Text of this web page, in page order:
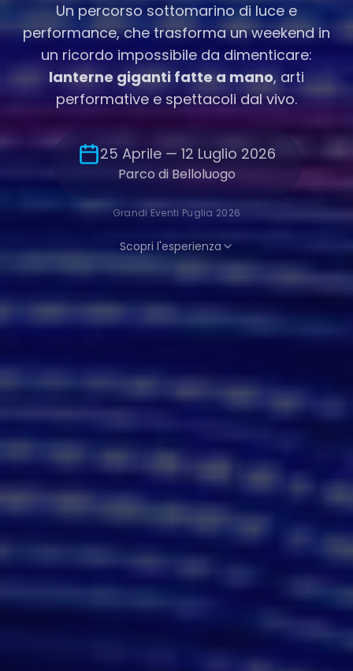
Un percorso sottomarino di luce e
performance, che trasforma un weekend in
un ricordo impossibile da dimenticare:
lanterne giganti fatte a mano, arti
performative e spettacoli dal vivo.
25 Aprile — 12 Luglio 2026
Parco di Belloluogo
Grandi Eventi Puglia 2026
Scopri l'esperienza